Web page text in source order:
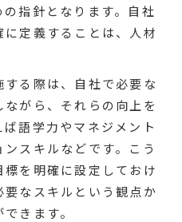
指針となります。自社
定義することは、人材
る際は、自社で必要な
がら、それらの向上を
語学力やマネジメント
スキルなどです。こう
を明確に設定しておけ
なスキルという観点か
きます。